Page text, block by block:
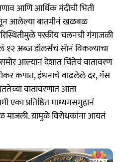
आणि आर्थिक मंदीची भिती
आलेल्या बातमीनं खळबळ
परकीय चलनची गंगाजळी
१२ अब्ज डॉलर्संचं सोनं विकल्याचा
आल्यानं देशात चिंतेचं वातावरण
कपात, इंधनाचे वाढलेले दर, गॅस
वातावरणात आता
प्रतिष्ठित माध्यमसमुहानं
माजली. य़ामुळे विरोधकांना आयतं